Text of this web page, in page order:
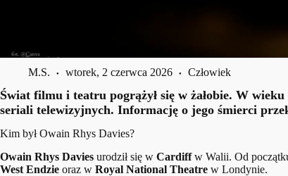
M.S. wtorek, 2 czerwca 2026 Człowiek
Świat filmu i teatru pogrążył się w żałobie. W
seriali telewizyjnych. Informację o jego śmierci
Kim był Owain Rhys Davies?
Owain Rhys Davies urodził się w Cardiffw Walii. Od
West Endzie oraz w Royal National Theatre w Londynie.